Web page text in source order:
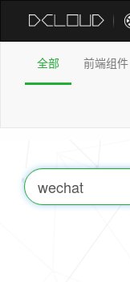
全部 前端组件